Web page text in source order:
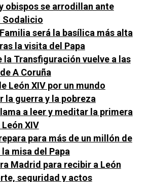
obispos se arrodillan ante
Sodalicio
será la basílica más alta
la visita del Papa
la Transfiguración vuelve a las
A Coruña
León XIV por un mundo
la guerra y la pobreza
a leer y meditar la primera
XIV
para más de un millón de
misa del Papa
Madrid para recibir a León
seguridad y actos